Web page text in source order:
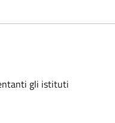
gli istituti